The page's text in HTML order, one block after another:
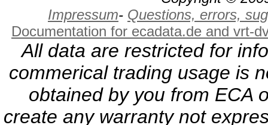
Impressum- Questions, errors,
Documentation for ecadata.de and vrt-
All data are restricted for
commerical trading usage is
obtained by you from ECA
create any warranty not